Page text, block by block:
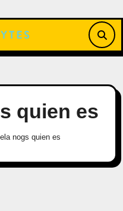
quien es
nogs quien es